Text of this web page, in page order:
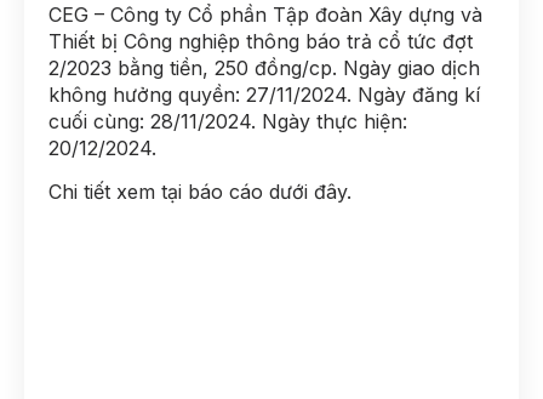
CEG – Công ty Cổ phần Tập đoàn Xây dựng và
Thiết bị Công nghiệp thông báo trả cổ tức đợt
2/2023 bằng tiền, 250 đồng/cp. Ngày giao dịch
không hưởng quyền: 27/11/2024. Ngày đăng kí
cuối cùng: 28/11/2024. Ngày thực hiện:
20/12/2024.
Chi tiết xem tại báo cáo dưới đây.